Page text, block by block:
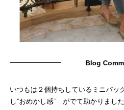
Blog
いつもは２個持ちしているミニバッ
し”おめかし感” がでて助かりました